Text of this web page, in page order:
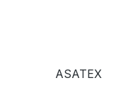
ASATEX